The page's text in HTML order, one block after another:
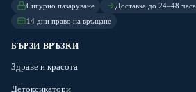
Сигурно пазаруване Доставка до 24–48 часа
14 дни право на връщане
БЪРЗИ ВРЪЗКИ
Здраве и красота
Детоксикатори